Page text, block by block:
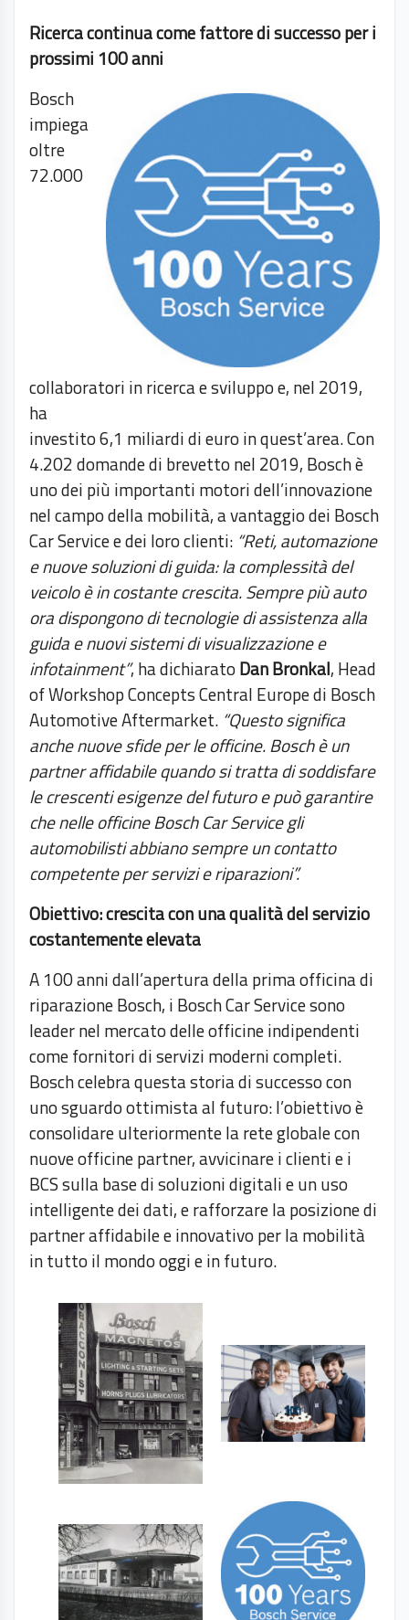
Ricerca continua come fattore di successo per i
prossimi 100 anni
Bosch
impiega
oltre
72.000
collaboratori in ricerca e sviluppo e, nel 2019,
ha
investito 6,1 miliardi di euro in quest’area. Con
4.202 domande di brevetto nel 2019, Bosch è
uno dei più importanti motori dell’innovazione
nel campo della mobilità, a vantaggio dei Bosch
Car Service e dei loro clienti: “Reti, automazione
e nuove soluzioni di guida: la complessità del
veicolo è in costante crescita. Sempre più auto
ora dispongono di tecnologie di assistenza alla
guida e nuovi sistemi di visualizzazione e
infotainment”, ha dichiaratoDan Bronkal, Head
of Workshop Concepts Central Europe di Bosch
Automotive Aftermarket. “Questo significa
anche nuove sfide per le officine. Bosch è un
partner affidabile quando si tratta di soddisfare
le crescenti esigenze del futuro e può garantire
che nelle officine Bosch Car Service gli
automobilisti abbiano sempre un contatto
competente per servizi e riparazioni”.
Obiettivo: crescita con una qualità del servizio
costantemente elevata
A 100 anni dall’apertura della prima officina di
riparazione Bosch, i Bosch Car Service sono
leader nel mercato delle officine indipendenti
come fornitori di servizi moderni completi.
Bosch celebra questa storia di successo con
uno sguardo ottimista al futuro: l’obiettivo è
consolidare ulteriormente la rete globale con
nuove officine partner, avvicinare i clienti e i
BCS sulla base di soluzioni digitali e un uso
intelligente dei dati, e rafforzare la posizione di
partner affidabile e innovativo per la mobilità
in tutto il mondo oggi e in futuro.